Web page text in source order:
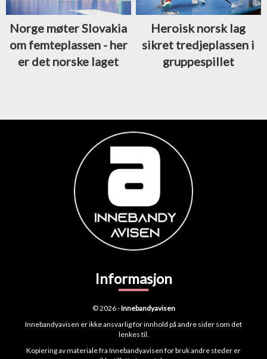
Norge møter Slovakia
om femteplassen - her
er det norske laget
Heroisk norsk lag
sikret tredjeplassen i
gruppespillet
Informasjon
© 2026 -Innebandyavisen
Innebandyavisen er ikke ansvarlig for innhold på andre sider som det
lenkes til.
Kopiering av materiale fra Innebandyavisen for bruk andre steder er